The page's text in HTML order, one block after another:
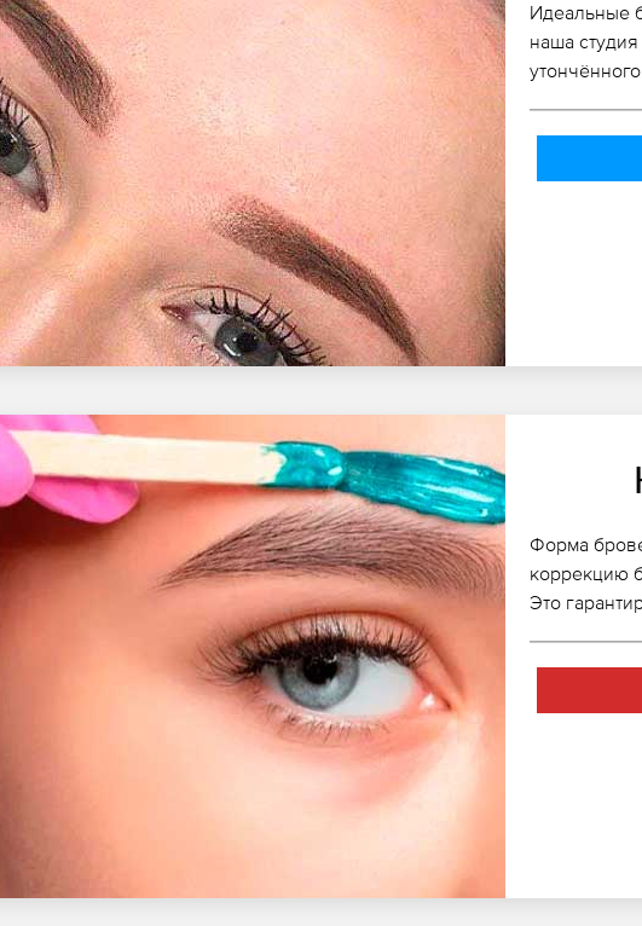
Идеальные
наша
Форма
коррекцию
Это